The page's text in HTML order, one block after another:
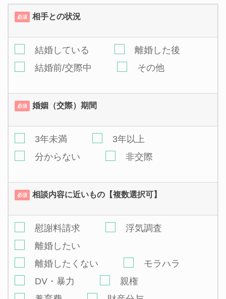
必須 相手との状況
結婚している
離婚した後
結婚前/交際中
その他
必須 婚姻（交際）期間
3年未満
3年以上
分からない
非交際
必須 相談内容に近いもの【複数選択可】
慰謝料請求
浮気調査
離婚したい
離婚したくない
モラハラ
DV・暴力
親権